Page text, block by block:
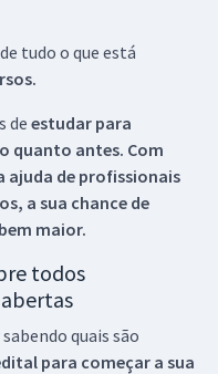
tudo o que está
de estudar para
quanto antes. Com
ajuda de profissionais
a sua chance de
maior.
todos
quais são
para começar a sua